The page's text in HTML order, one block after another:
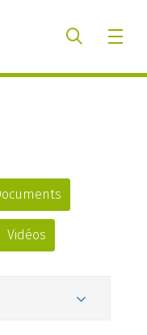
Vidéos